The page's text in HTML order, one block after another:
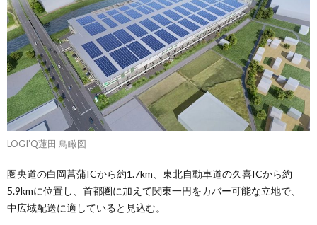
LOGI’Q蓮田 鳥瞰図
圏央道の白岡菖蒲ICから約1.7km、東北自動車道の久喜ICから約
5.9kmに位置し、首都圏に加えて関東一円をカバー可能な立地で、
中広域配送に適していると見込む。